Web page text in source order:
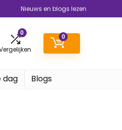
Nieuws en blogs lezen
0
0
dag Blogs